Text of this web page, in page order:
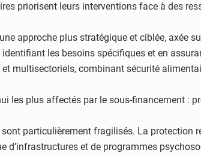
priorisent leurs interventions face à des
approche plus stratégique et ciblée, axée
les besoins spécifiques et en
multisectoriels, combinant sécurité
les plus affectés par le sous-financement :
particulièrement fragilisés. La protection
et de programmes